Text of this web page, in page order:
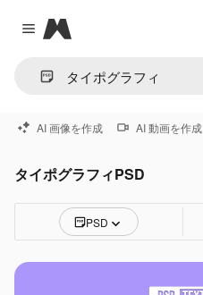
Close menu
Magnific
AI 画像を作成 AI 動画を作成
タイポグラフィPSD
PSD